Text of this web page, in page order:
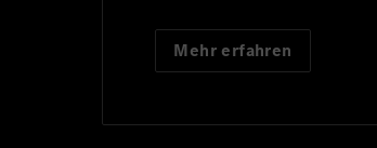
Mehr erfahren